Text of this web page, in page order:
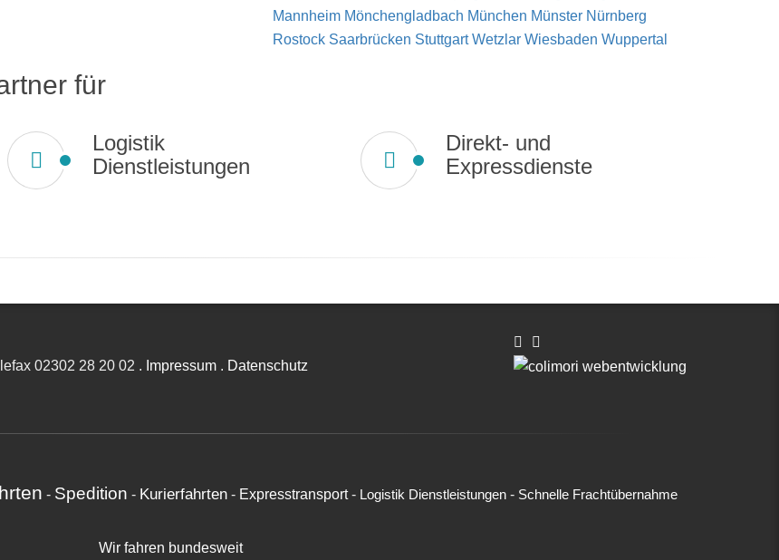
Mannheim Mönchengladbach München Münster Nürnberg
Rostock Saarbrücken Stuttgart Wetzlar Wiesbaden Wuppertal
für
Logistik
Dienstleistungen
Direkt- und
Expressdienste
02302 28 20 02 . Impressum . Datenschutz
- Spedition - Kurierfahrten - Expresstransport- Logistik Dienstleistungen - Schnelle Frachtübernahme
Wir fahren bundesweit